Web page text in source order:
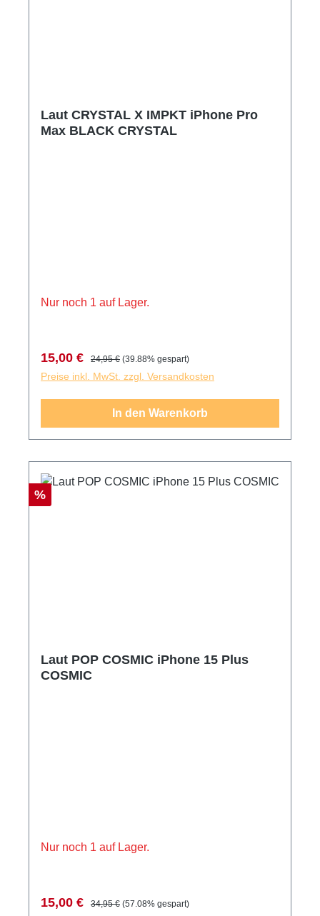
Laut CRYSTAL X IMPKT iPhone Pro
Max BLACK CRYSTAL
Nur noch 1 auf Lager.
Verkaufspreis:
15,00 € Regulärer Preis:
24,95 € (39.88% gespart)
Preise inkl. MwSt. zzgl. Versandkosten
In den Warenkorb
Rabatt
%
Laut POP COSMIC iPhone 15 Plus
COSMIC
Nur noch 1 auf Lager.
Verkaufspreis:
15,00 € Regulärer Preis:
34,95 € (57.08% gespart)